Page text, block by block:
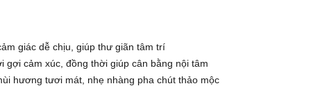
giác dễ chịu, giúp thư giãn tâm trí
gợi cảm xúc, đồng thời giúp cân bằng nội tâm
hương tươi mát, nhẹ nhàng pha chút thảo mộc